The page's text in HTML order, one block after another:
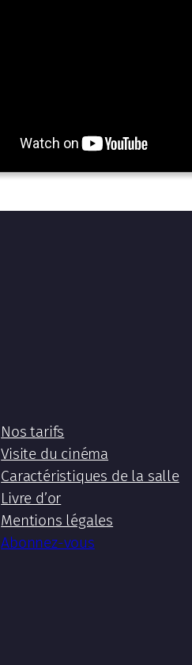
Nos tarifs
Visite du cinéma
Caractéristiques de la salle
Livre d’or
Mentions légales
Abonnez-vous